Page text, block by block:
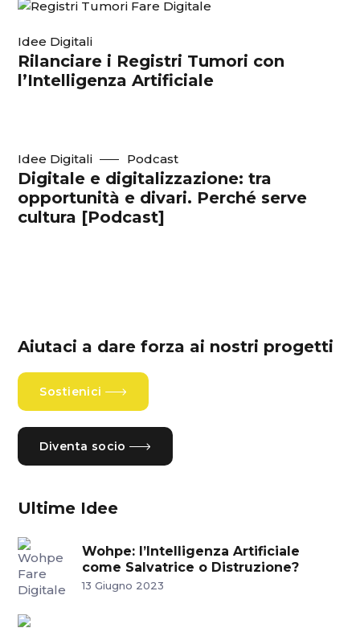
Idee Digitali
Rilanciare i Registri Tumori con
l’Intelligenza Artificiale
Idee Digitali Podcast
Digitale e digitalizzazione: tra
opportunità e divari. Perché serve
cultura [Podcast]
Aiutaci a dare forza ai nostri progetti
Sostienici
Diventa socio
Ultime Idee
Wohpe: l’Intelligenza Artificiale
come Salvatrice o Distruzione?
13 Giugno 2023